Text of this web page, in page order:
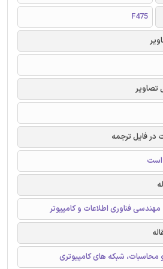
F475
در فایل ترجمه
مهندسی فناوری اطلاعات و کامپیوتر
محاسبات، شبکه های کامپیوتری